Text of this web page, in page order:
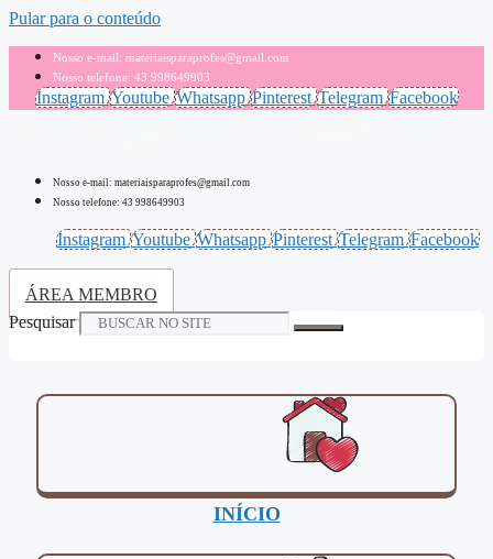
Pular para o conteúdo
Nosso e-mail: materiaisparaprofes@gmail.com
Nosso telefone: 43 998649903
Instagram Youtube Whatsapp Pinterest Telegram Facebook
Nosso e-mail: materiaisparaprofes@gmail.com
Nosso telefone: 43 998649903
Instagram Youtube Whatsapp Pinterest Telegram Facebook
ÁREA MEMBRO
Pesquisar
INÍCIO